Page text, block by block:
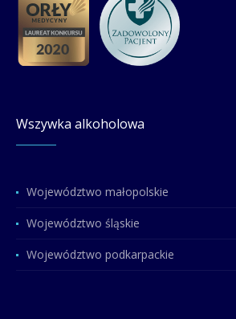
Wszywka alkoholowa
Województwo małopolskie
Województwo śląskie
Województwo podkarpackie